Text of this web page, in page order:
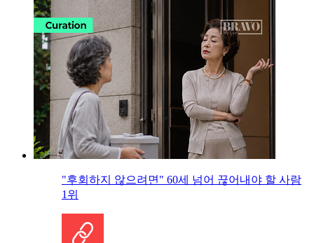
"후회하지 않으려면" 60세 넘어 끊어내야 할 사람
1위